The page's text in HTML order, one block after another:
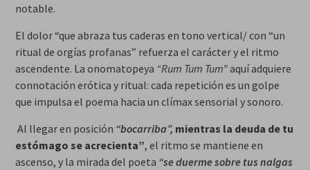
notable.
El dolor “que abraza tus caderas en tono vertical/ con “un
ritual de orgías profanas” refuerza el carácter y el ritmo
ascendente. La onomatopeya “Rum Tum Tum”aquí adquiere
connotación erótica y ritual: cada repetición es un golpe
que impulsa el poema hacia un clímax sensorial y sonoro.
Al llegar en posición “bocarriba”, mientras la deuda de tu
estómago se acrecienta”, el ritmo se mantiene en
ascenso, y la mirada del poeta “se duerme sobre tus nalgas